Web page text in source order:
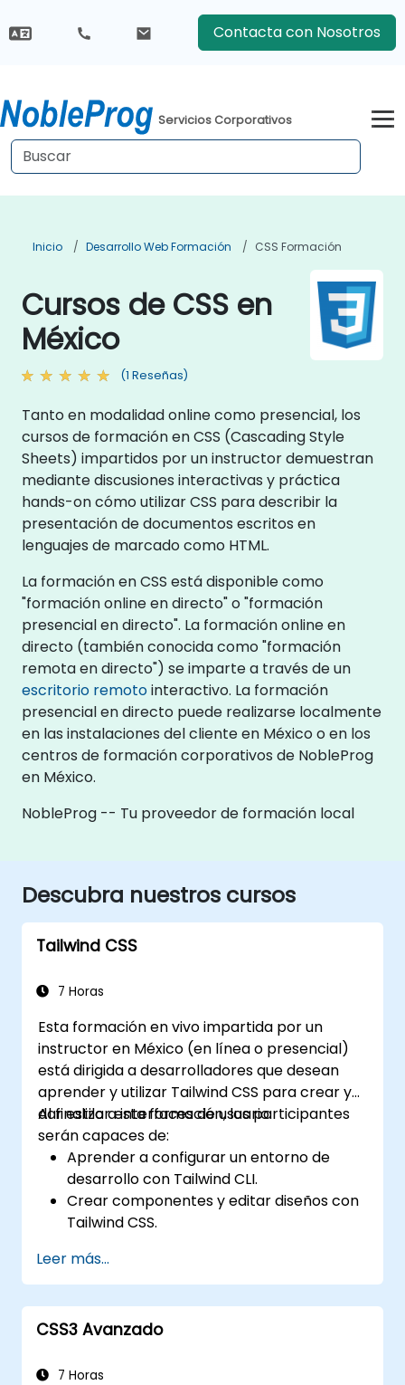
Contacta con Nosotros
Servicios Corporativos
Inicio Desarrollo Web Formación CSS Formación
Cursos de CSS en
México
(1 Reseñas)
Tanto en modalidad online como presencial, los
cursos de formación en CSS (Cascading Style
Sheets) impartidos por un instructor demuestran
mediante discusiones interactivas y práctica
hands-on cómo utilizar CSS para describir la
presentación de documentos escritos en
lenguajes de marcado como HTML.
La formación en CSS está disponible como
"formación online en directo" o "formación
presencial en directo". La formación online en
directo (también conocida como "formación
remota en directo") se imparte a través de un
escritorio remotointeractivo. La formación
presencial en directo puede realizarse localmente
en las instalaciones del cliente en México o en los
centros de formación corporativos de NobleProg
en México.
NobleProg -- Tu proveedor de formación local
Descubra nuestros cursos
Tailwind CSS
7 Horas
Esta formación en vivo impartida por un
instructor en México (en línea o presencial)
está dirigida a desarrolladores que desean
aprender y utilizar Tailwind CSS para crear y
dar estilo a interfaces de usuario.
Al finalizar esta formación, los participantes
serán capaces de:
Aprender a configurar un entorno de
desarrollo con Tailwind CLI.
Crear componentes y editar diseños con
Tailwind CSS.
para dar estilo a los elementos.
Dominar los conceptos básicos de
Tailwind CSS.
Crear sitios web modernos utilizando
Leer más...
CSS3 Avanzado
7 Horas